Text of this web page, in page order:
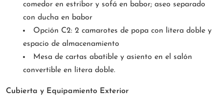
comedor en estribor y sofá en babor; aseo separado
con ducha en babor
Opción C2: 2 camarotes de popa con litera doble y
espacio de almacenamiento
Mesa de cartas abatible y asiento en el salón
convertible en litera doble.
Cubierta y Equipamiento Exterior